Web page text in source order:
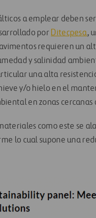
a emplear deben
por Ditecpesa,
requieren un
y salinidad
una alta
y/o hielo en el
en zonas cercanas
como este se
lo cual supone una